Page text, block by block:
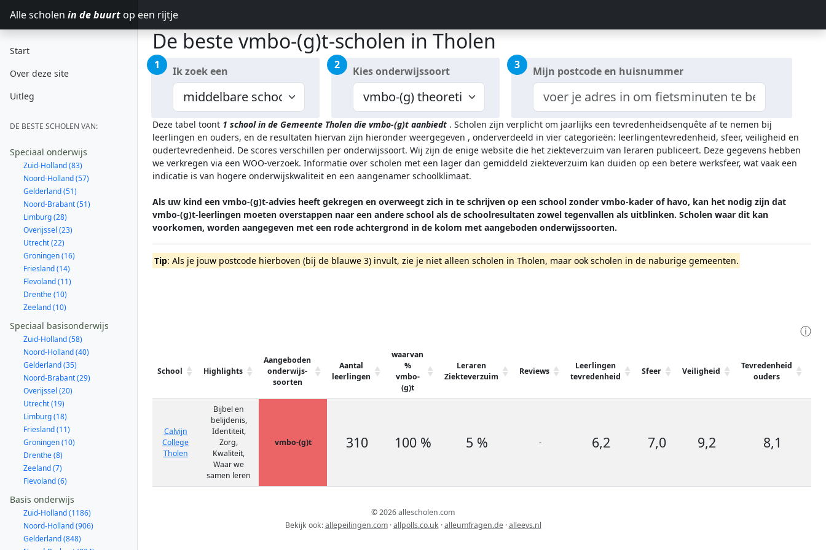
Alle scholen in de buurt op een rijtje
Start
Over deze site
Uitleg
DE BESTE SCHOLEN VAN:
Speciaal onderwijs
Zuid-Holland (83)
Noord-Holland (57)
Gelderland (51)
Noord-Brabant (51)
Limburg (28)
Overijssel (23)
Utrecht (22)
Groningen (16)
Friesland (14)
Flevoland (11)
Drenthe (10)
Zeeland (10)
Speciaal basisonderwijs
Zuid-Holland (58)
Noord-Holland (40)
Gelderland (35)
Noord-Brabant (29)
Overijssel (20)
Utrecht (19)
Limburg (18)
Friesland (11)
Groningen (10)
Drenthe (8)
Zeeland (7)
Flevoland (6)
Basis onderwijs
Zuid-Holland (1186)
Noord-Holland (906)
Gelderland (848)
De beste vmbo-(g)t-scholen in Tholen
1 Ik zoek een 2 Kies onderwijssoort 3 Mijn postcode en huisnummer
Deze tabel toont 1 school in de Gemeente Tholen die vmbo-(g)t aanbiedt . Scholen zijn verplicht om jaarlijks een tevredenheidsenquête af te nemen bij
leerlingen en ouders, en de resultaten hiervan zijn hieronder weergegeven , onderverdeeld in vier categorieën: leerlingentevredenheid, sfeer, veiligheid en
oudertevredenheid. De scores verschillen per onderwijssoort. Wij zijn de enige website die het ziekteverzuim van leraren publiceert. Deze gegevens hebben
we verkregen via een WOO-verzoek. Informatie over scholen met een lager dan gemiddeld ziekteverzuim kan duiden op een betere werksfeer, wat vaak een
indicatie is van hogere onderwijskwaliteit en een aangenamer schoolklimaat.
Als uw kind een vmbo-(g)t-advies heeft gekregen en overweegt zich in te schrijven op een school zonder vmbo-kader of havo, kan het nodig zijn dat
vmbo-(g)t-leerlingen moeten overstappen naar een andere school als de schoolresultaten zowel tegenvallen als uitblinken. Scholen waar dit kan
voorkomen, worden aangegeven met een rode achtergrond in de kolom met aangeboden onderwijssoorten.
Tip: Als je jouw postcode hierboven (bij de blauwe 3) invult, zie je niet alleen scholen in Tholen, maar ook scholen in de naburige gemeenten.
ⓘ
School Highlights
Aangeboden
onderwijs-
soorten
Aantal
leerlingen
waarvan
%
vmbo-
(g)t
Leraren
Ziekteverzuim
Reviews
Leerlingen
tevredenheid
Sfeer Veiligheid
Tevredenheid
ouders
Calvijn
College
Tholen
Bijbel en
belijdenis,
Identiteit,
Zorg,
Kwaliteit,
Waar we
samen leren
vmbo-(g)t 310 100 % 5 % - 6,2 7,0 9,2 8,1
© 2026 allescholen.com
Bekijk ook:allepeilingen.com·allpolls.co.uk ·alleumfragen.de·alleevs.nl